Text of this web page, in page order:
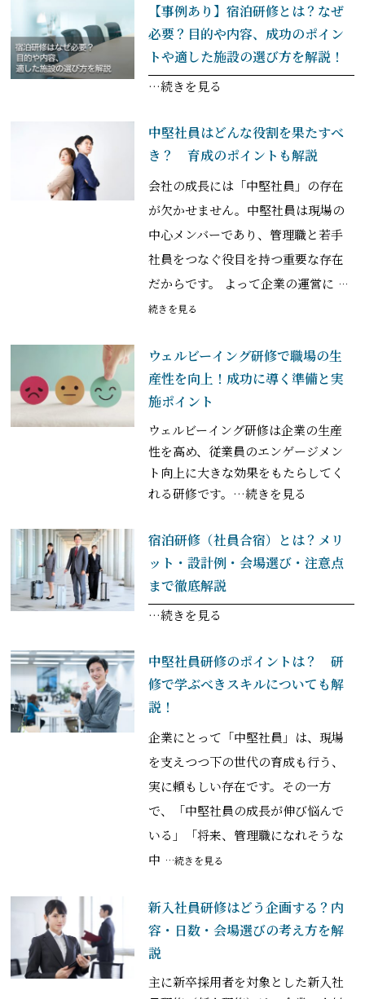
【事例あり】宿泊研修とは？なぜ
必要？目的や内容、成功のポイン
トや適した施設の選び方を解説！
…続きを見る
中堅社員はどんな役割を果たすべ
き？ 育成のポイントも解説
会社の成長には「中堅社員」の存在
が欠かせません。中堅社員は現場の
中心メンバーであり、管理職と若手
社員をつなぐ役目を持つ重要な存在
だからです。 よって企業の運営に …
続きを見る
ウェルビーイング研修で職場の生
産性を向上！成功に導く準備と実
施ポイント
ウェルビーイング研修は企業の生産
性を高め、従業員のエンゲージメン
ト向上に大きな効果をもたらしてく
れる研修です。 …続きを見る
宿泊研修（社員合宿）とは？メリ
ット・設計例・会場選び・注意点
まで徹底解説
…続きを見る
中堅社員研修のポイントは？ 研
修で学ぶべきスキルについても解
説！
企業にとって「中堅社員」は、現場
を支えつつ下の世代の育成も行う、
実に頼もしい存在です。その一方
で、「中堅社員の成長が伸び悩んで
いる」「将来、管理職になれそうな
中 …続きを見る
新入社員研修はどう企画する？内
容・日数・会場選びの考え方を解
説
主に新卒採用者を対象とした新入社